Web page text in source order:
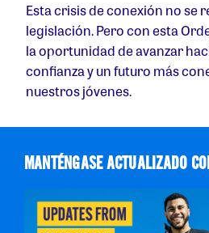
Esta crisis de conexión no se
legislación. Pero con esta
la oportunidad de avanzar
confianza y un futuro más
nuestros jóvenes.
MANTÉNGASE ACTUALIZADO